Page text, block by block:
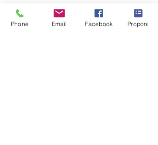
prezzo
compartecipazione alle spese di utilizzo
Phone Email Facebook Proponi